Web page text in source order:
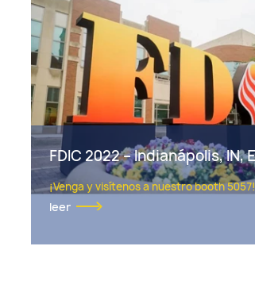
¡Venga y visítenos a nuestro booth 5057!
leer